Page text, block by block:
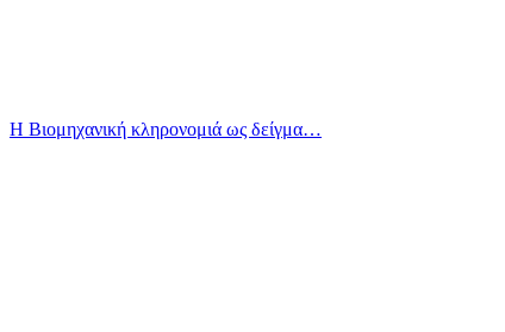
Η Βιομηχανική κληρονομιά ως δείγμα…